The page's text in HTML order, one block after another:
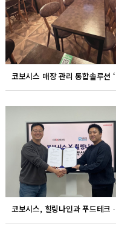
코보시스, 힐링